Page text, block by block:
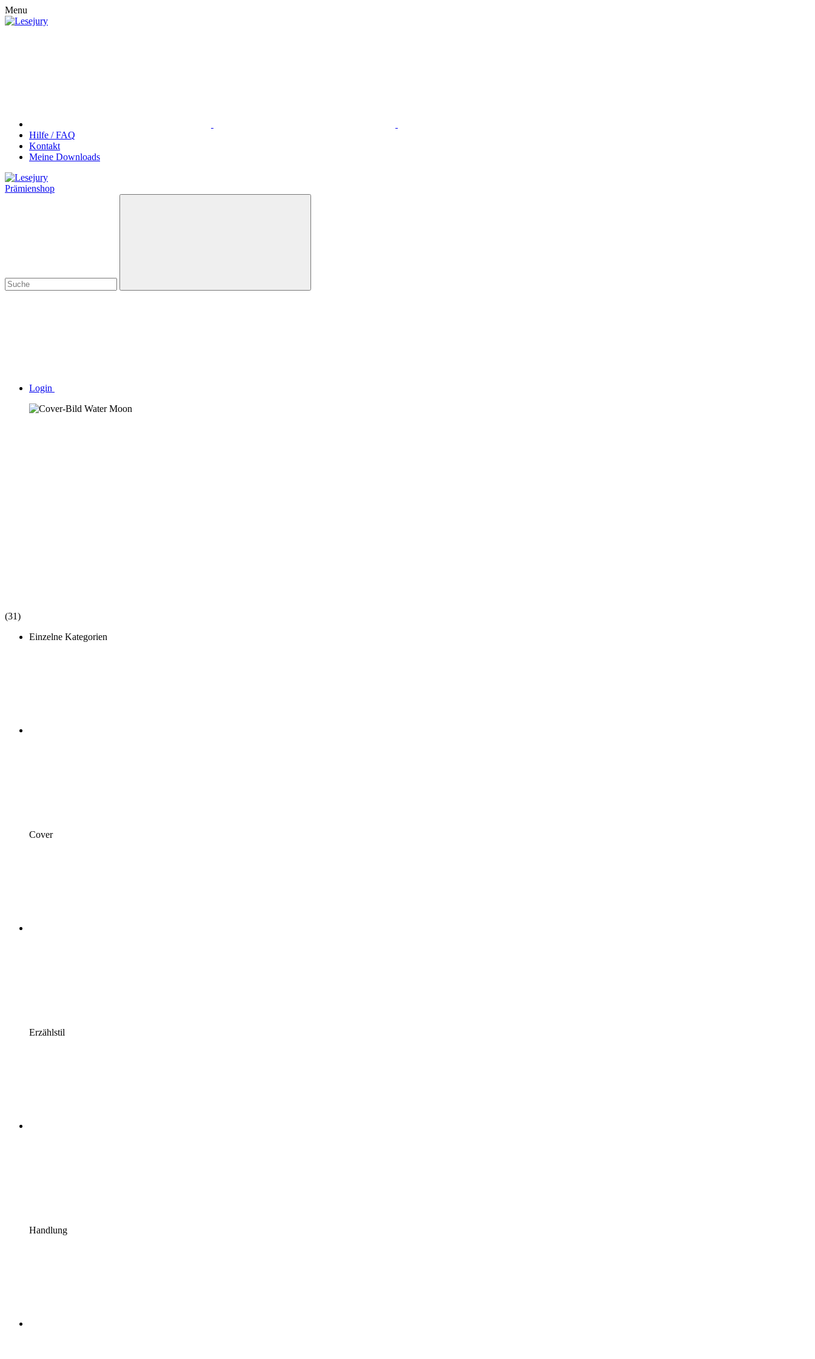
Menu
Hilfe / FAQ
Kontakt
Meine Downloads
Prämienshop
Login
(31)
Einzelne Kategorien
Cover
Erzählstil
Handlung